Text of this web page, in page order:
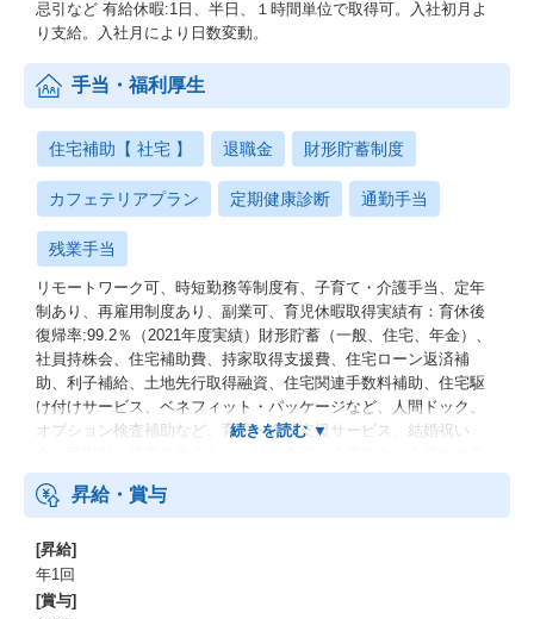
忌引など 有給休暇:1日、半日、１時間単位で取得可。入社初月よ
り支給。入社月により日数変動。
手当・福利厚生
住宅補助【 社宅 】 退職金 財形貯蓄制度
カフェテリアプラン 定期健康診断 通勤手当
残業手当
リモートワーク可、時短勤務等制度有、子育て・介護手当、定年
制あり、再雇用制度あり、副業可、育児休暇取得実績有：育休後
復帰率:99.2％（2021年度実績）財形貯蓄（一般、住宅、年金）、
社員持株会、住宅補助費、持家取得支援費、住宅ローン返済補
助、利子補給、土地先行取得融資、住宅関連手数料補助、住宅駆
け付けサービス、ベネフィット・パッケージなど、人間ドック、
オプション検査補助など、育児・介護支援サービス、結婚祝い
金、確定拠出年金）、電気通信共済会(個人年金、遺児育英基金)
昇給・賞与
[昇給]
年1回
[賞与]